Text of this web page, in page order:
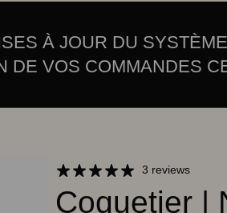
À JOUR DU
DE VOS COMMANDES
3 reviews
Coquetier |